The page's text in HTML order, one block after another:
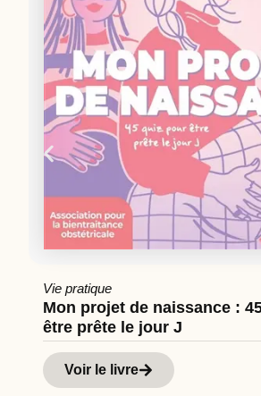
Vie pratique
Mon projet de naissance :
être prête le jour J
Voir le livre